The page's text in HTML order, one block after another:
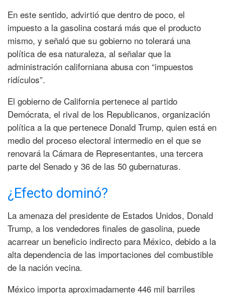
En este sentido, advirtió que dentro de poco, el
impuesto a la gasolina costará más que el producto
mismo, y señaló que su gobierno no tolerará una
política de esa naturaleza, al señalar que la
administración californiana abusa con “impuestos
ridículos”.
El gobierno de California pertenece al partido
Demócrata, el rival de los Republicanos, organización
política a la que pertenece Donald Trump, quien está en
medio del proceso electoral intermedio en el que se
renovará la Cámara de Representantes, una tercera
parte del Senado y 36 de las 50 gubernaturas.
¿Efecto dominó?
La amenaza del presidente de Estados Unidos, Donald
Trump, a los vendedores finales de gasolina, puede
acarrear un beneficio indirecto para México, debido a la
alta dependencia de las importaciones del combustible
de la nación vecina.
México importa aproximadamente 446 mil barriles